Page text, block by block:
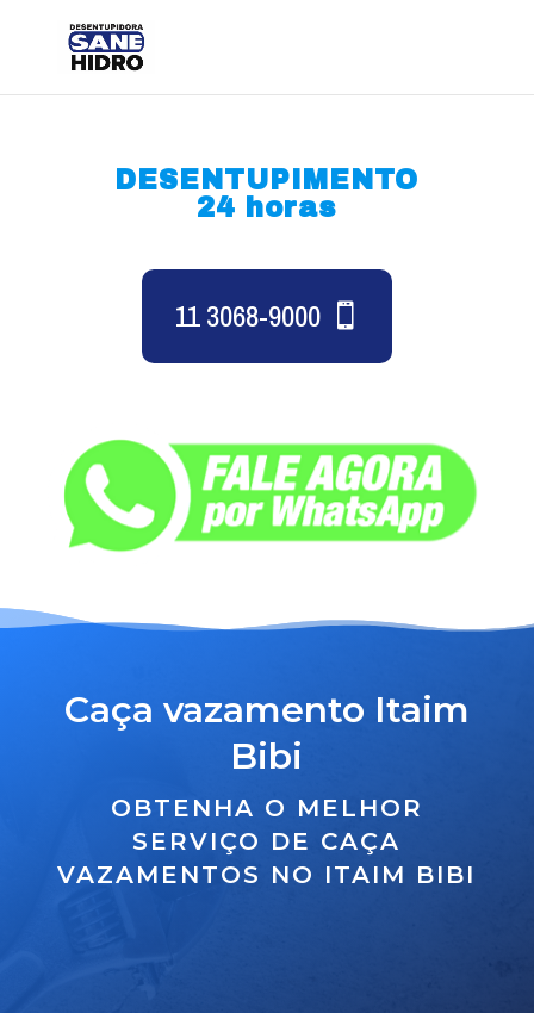
DESENTUPIMENTO
24 horas
11 3068-9000
Caça vazamento Itaim
Bibi
OBTENHA O MELHOR
SERVIÇO DE CAÇA
VAZAMENTOS NO ITAIM BIBI